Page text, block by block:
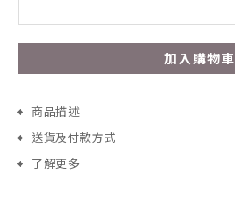
加入購物車
商品描述
送貨及付款方式
了解更多